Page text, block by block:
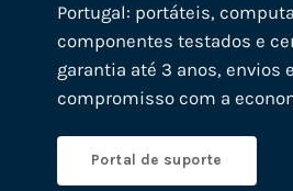
Portugal: portáteis,
componentes testados e
garantia até 3 anos, envios
compromisso com a
Portal de suporte